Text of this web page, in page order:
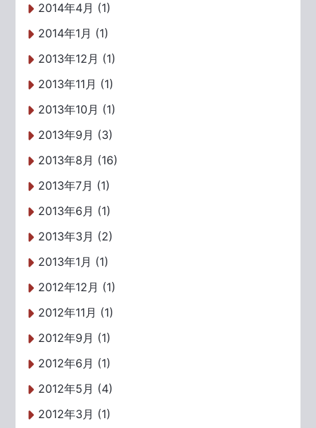
2014年4月 (1)
2014年1月 (1)
2013年12月 (1)
2013年11月 (1)
2013年10月 (1)
2013年9月 (3)
2013年8月 (16)
2013年7月 (1)
2013年6月 (1)
2013年3月 (2)
2013年1月 (1)
2012年12月 (1)
2012年11月 (1)
2012年9月 (1)
2012年6月 (1)
2012年5月 (4)
2012年3月 (1)